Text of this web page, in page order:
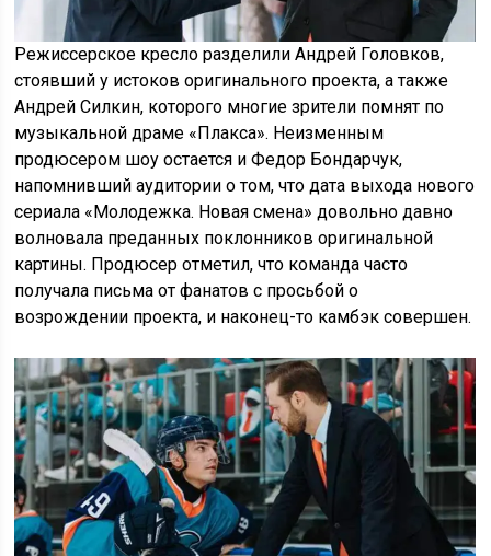
Режиссерское кресло разделили Андрей Головков,
стоявший у истоков оригинального проекта, а также
Андрей Силкин, которого многие зрители помнят по
музыкальной драме «Плакса». Неизменным
продюсером шоу остается и Федор Бондарчук,
напомнивший аудитории о том, что дата выхода нового
сериала «Молодежка. Новая смена» довольно давно
волновала преданных поклонников оригинальной
картины. Продюсер отметил, что команда часто
получала письма от фанатов с просьбой о
возрождении проекта, и наконец-то камбэк совершен.